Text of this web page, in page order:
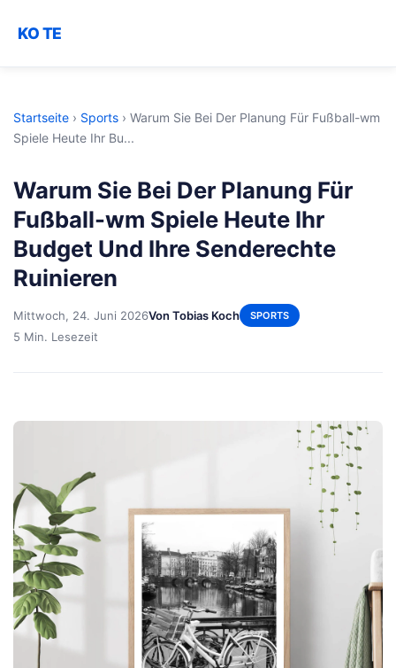
KO TE
Startseite › Sports › Warum Sie Bei Der Planung Für Fußball-wm
Spiele Heute Ihr Bu...
Warum Sie Bei Der Planung Für
Fußball-wm Spiele Heute Ihr
Budget Und Ihre Senderechte
Ruinieren
Mittwoch, 24. Juni 2026Von Tobias Koch SPORTS
5 Min. Lesezeit